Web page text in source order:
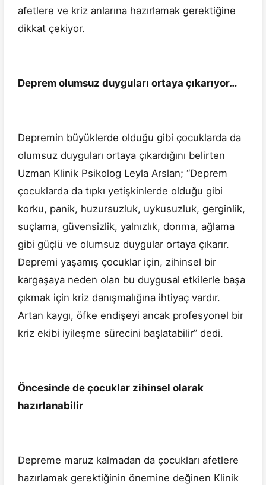
afetlere ve kriz anlarına hazırlamak gerektiğine
dikkat çekiyor.
Deprem olumsuz duyguları ortaya çıkarıyor…
Depremin büyüklerde olduğu gibi çocuklarda da
olumsuz duyguları ortaya çıkardığını belirten
Uzman Klinik Psikolog Leyla Arslan; “Deprem
çocuklarda da tıpkı yetişkinlerde olduğu gibi
korku, panik, huzursuzluk, uykusuzluk, gerginlik,
suçlama, güvensizlik, yalnızlık, donma, ağlama
gibi güçlü ve olumsuz duygular ortaya çıkarır.
Depremi yaşamış çocuklar için, zihinsel bir
kargaşaya neden olan bu duygusal etkilerle başa
çıkmak için kriz danışmalığına ihtiyaç vardır.
Artan kaygı, öfke endişeyi ancak profesyonel bir
kriz ekibi iyileşme sürecini başlatabilir” dedi.
Öncesinde de çocuklar zihinsel olarak
hazırlanabilir
Depreme maruz kalmadan da çocukları afetlere
hazırlamak gerektiğinin önemine değinen Klinik